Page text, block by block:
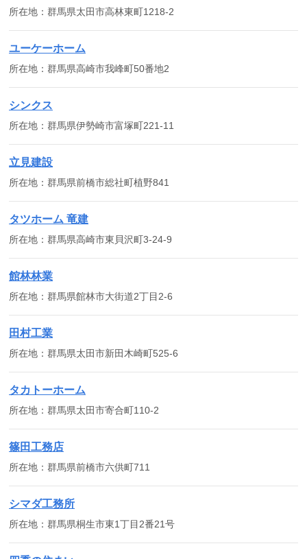
所在地：群馬県太田市高林東町1218-2
ユーケーホーム
所在地：群馬県高崎市我峰町50番地2
シンクス
所在地：群馬県伊勢崎市富塚町221-11
立見建設
所在地：群馬県前橋市総社町植野841
タツホーム 竜建
所在地：群馬県高崎市東貝沢町3-24-9
館林林業
所在地：群馬県館林市大街道2丁目2-6
田村工業
所在地：群馬県太田市新田木崎町525-6
タカトーホーム
所在地：群馬県太田市寄合町110-2
篠田工務店
所在地：群馬県前橋市六供町711
シマダ工務所
所在地：群馬県桐生市東1丁目2番21号